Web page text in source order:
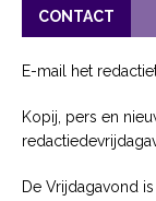
CONTACT
E-mail het
Kopij, pers en
De Vrijdagavond